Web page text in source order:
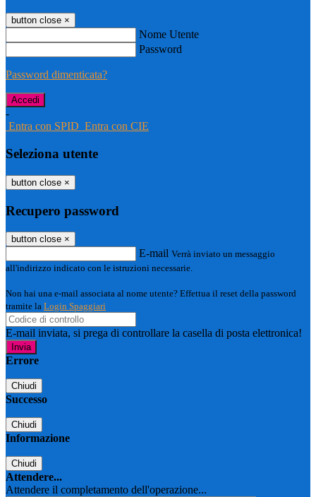
button close ×
Nome Utente
Password
Password dimenticata?
-
Entra con SPID Entra con CIE
Seleziona utente
button close ×
Recupero password
button close ×
E-mail Verrà inviato un messaggio
all'indirizzo indicato con le istruzioni necessarie.
Non hai una e-mail associata al nome utente? Effettua il reset della password
tramite la Login Spaggiari
E-mail inviata, si prega di controllare la casella di posta elettronica!
Errore
Chiudi
Successo
Chiudi
Informazione
Chiudi
Attendere...
Attendere il completamento dell'operazione...